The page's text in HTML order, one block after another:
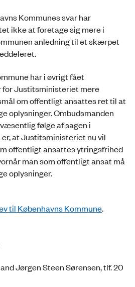
Kommunes svar har
ikke at foretage sig mere i
anledning til et skærpet
har i øvrigt fået
for Justitsministeriet mere
om offentligt ansattes ret til at
oplysninger. Ombudsmanden
følge af sagen i
at Justitsministeriet nu vil
offentligt ansattes ytringsfrihed
man som offentligt ansat må
oplysninger.
til Københavns Kommune.
Jørgen Steen Sørensen, tlf. 20